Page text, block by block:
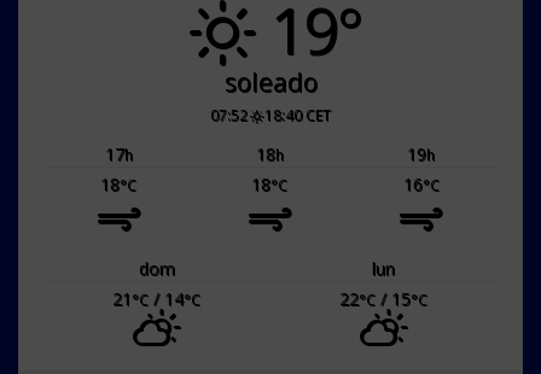
19°
soleado
07:52 18:40 CET
17h 18h 19h
18°C 18°C 16°C
dom
lun
21°C / 14°C 22°C / 15°C